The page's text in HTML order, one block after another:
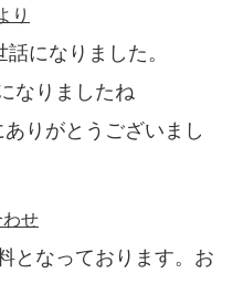
り
になりました。
なりましたね
りがとうございまし
わせ
となっております。お